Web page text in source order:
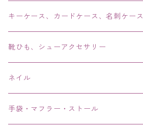
ブレス・バングル・ブレスレット・腕輪
アンクレット
キーケース、カードケース、名刺ケース
靴ひも、シューアクセサリー
ネイル
手袋・マフラー・ストール